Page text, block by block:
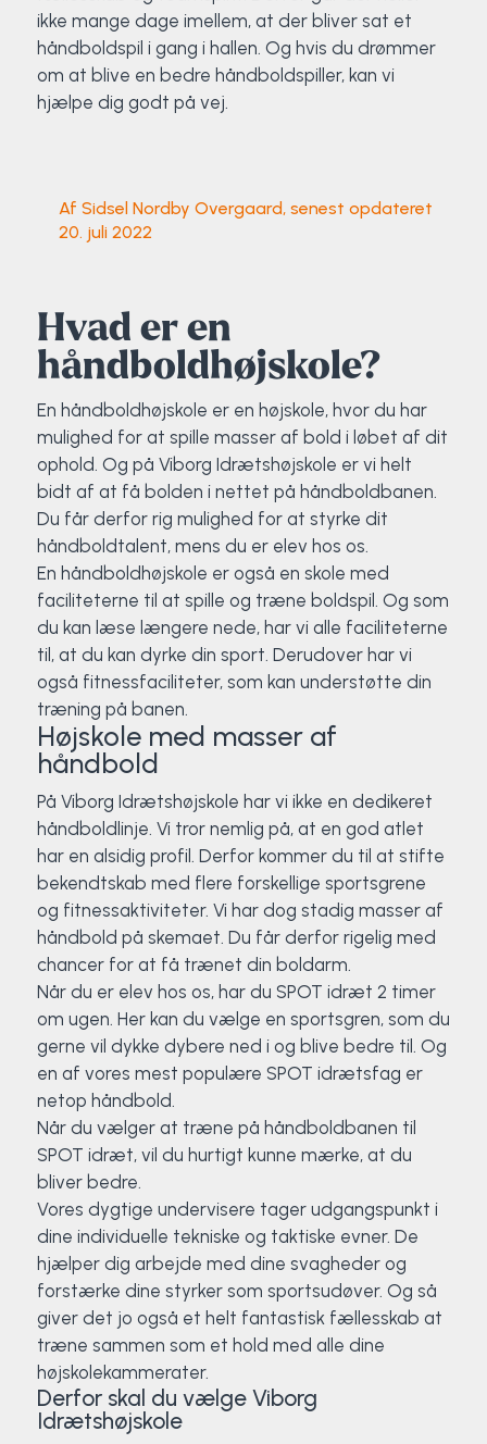
ikke mange dage imellem, at der bliver sat et
håndboldspil i gang i hallen. Og hvis du drømmer
om at blive en bedre håndboldspiller, kan vi
hjælpe dig godt på vej.
Af Sidsel Nordby Overgaard, senest opdateret
20. juli 2022
Hvad er en
håndboldhøjskole?
En håndboldhøjskole er en højskole, hvor du har
mulighed for at spille masser af bold i løbet af dit
ophold. Og på Viborg Idrætshøjskole er vi helt
bidt af at få bolden i nettet på håndboldbanen.
Du får derfor rig mulighed for at styrke dit
håndboldtalent, mens du er elev hos os.
En håndboldhøjskole er også en skole med
faciliteterne til at spille og træne boldspil. Og som
du kan læse længere nede, har vi alle faciliteterne
til, at du kan dyrke din sport. Derudover har vi
også fitnessfaciliteter, som kan understøtte din
træning på banen.
Højskole med masser af
håndbold
På Viborg Idrætshøjskole har vi ikke en dedikeret
håndboldlinje. Vi tror nemlig på, at en god atlet
har en alsidig profil. Derfor kommer du til at stifte
bekendtskab med flere forskellige sportsgrene
og fitnessaktiviteter. Vi har dog stadig masser af
håndbold på skemaet. Du får derfor rigelig med
chancer for at få trænet din boldarm.
Når du er elev hos os, har du SPOT idræt 2 timer
om ugen. Her kan du vælge en sportsgren, som du
gerne vil dykke dybere ned i og blive bedre til. Og
en af vores mest populære SPOT idrætsfag er
netop håndbold.
Når du vælger at træne på håndboldbanen til
SPOT idræt, vil du hurtigt kunne mærke, at du
bliver bedre.
Vores dygtige undervisere tager udgangspunkt i
dine individuelle tekniske og taktiske evner. De
hjælper dig arbejde med dine svagheder og
forstærke dine styrker som sportsudøver. Og så
giver det jo også et helt fantastisk fællesskab at
træne sammen som et hold med alle dine
højskolekammerater.
Derfor skal du vælge Viborg
Idrætshøjskole
Elevportræt
Brochure
Fitness
Fodbold
Futsal
Hiphop
Kajak
Klatring
Løb
OCR
Pardans
Ski & snowboard
Spring
Styrketræning
SUP
Svømning og Livredning
Tons og teambuilding
Vandsport
Volleyball
Yoga
Organisk værksted
Sportsmassør
Udekøkken
Køn, krop og seksualitet
Politi-teori
Sportspsykologi
Projektleder
Sportsmassør
OCR i Spanien
Skitur til Norge
Mille Sigsgaard Christensen
Peter Fuglsang
Trine Rask-Nielsen
Viborg Elitehold